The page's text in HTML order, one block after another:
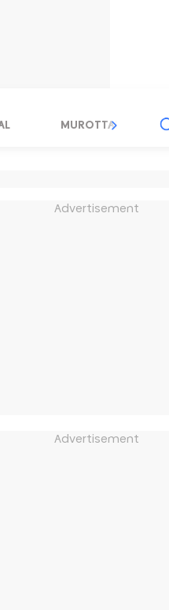
MUROTTAL
Advertisement
Advertisement